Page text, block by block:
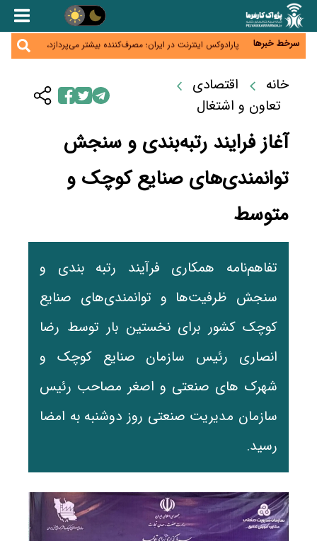
سرخط خبرها
زائران اربعین نگران ارز باقی‌مانده نباشند؛ خرید دینار در
جنگ کریدورها وارد فاز جدید شد؛ سرمایه‌گذاری ۳۴۵
میلیارد دلاری اوراسیا تا ۲۰۳۵
پارادوکس اینترنت در ایران؛ مصرف‌کننده بیشتر می‌پردازد،
شبکه کمتر توسعه می‌یابد
جدید سیاست‌های مالیاتی در حمایت از تولید
معمای تأمین ۸۰ همت معوقات بازنشستگان؛ بانک رفاه
وارد میدان شد
خانه
اقتصادی
تعاون و اشتغال
آغاز فرایند رتبه‌بندی و سنجش
توانمندی‌های صنایع کوچک و
متوسط
تفاهم‌نامه همکاری فرآیند رتبه بندی و
سنجش ظرفیت‌ها و توانمندی‌های صنایع
کوچک کشور برای نخستین بار توسط رضا
انصاری رئیس سازمان صنایع کوچک و
شهرک های صنعتی و اصغر مصاحب رئیس
سازمان مدیریت صنعتی روز دوشنبه به امضا
رسید.